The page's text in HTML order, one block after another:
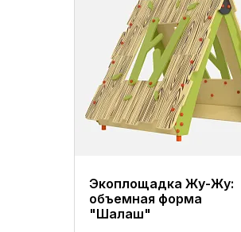
Экоплощадка Жу-Жу:
объемная форма
"Шалаш"